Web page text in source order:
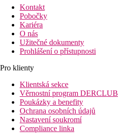
Kontakt
Pobočky
Kariéra
O nás
Užitečné dokumenty
Prohlášení o přístupnosti
Pro klienty
Klientská sekce
Věrnostní program DERCLUB
Poukázky a benefity
Ochrana osobních údajů
Nastavení soukromí
Compliance linka